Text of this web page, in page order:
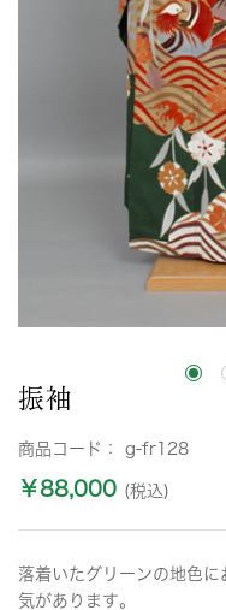
振袖
商品コード： g-fr128
￥88,000 (税込)
落着いたグリーンの地色
気があります。